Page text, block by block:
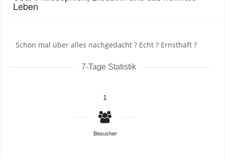
Leben
Schon mal über alles nachgedacht ? Echt ? Ernsthaft ?
7-Tage Statistik
1
Besucher